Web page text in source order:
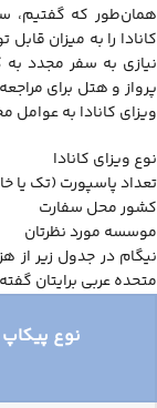
همان‌طور که گفتیم،
کانادا را به میزان
نیازی به سفر مجدد
پرواز و هتل برای
ویزای کانادا به عوامل
نوع ویزای کانادا
تعداد پاسپورت (تک یا
کشور محل سفارت
موسسه مورد نظرتان
نیگام در جدول زیر از
متحده عربی برایتان
نوع پیکاپ